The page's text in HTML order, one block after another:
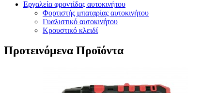
Εργαλεία φροντίδας αυτοκινήτου
Φορτιστής μπαταρίας αυτοκινήτου
Γυαλιστικό αυτοκινήτου
Κρουστικό κλειδί
Προτεινόμενα Προϊόντα